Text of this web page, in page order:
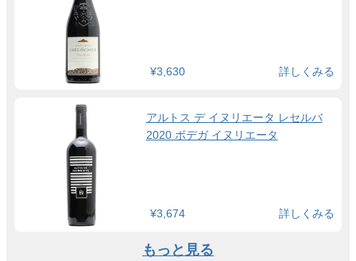
¥3,630 詳しくみる
アルトス デ イヌリエータ レセルバ
2020 ボデガ イヌリエータ
¥3,674 詳しくみる
もっと見る